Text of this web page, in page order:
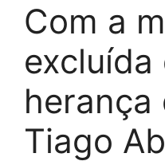
Com a
excluída
herança
Tiago